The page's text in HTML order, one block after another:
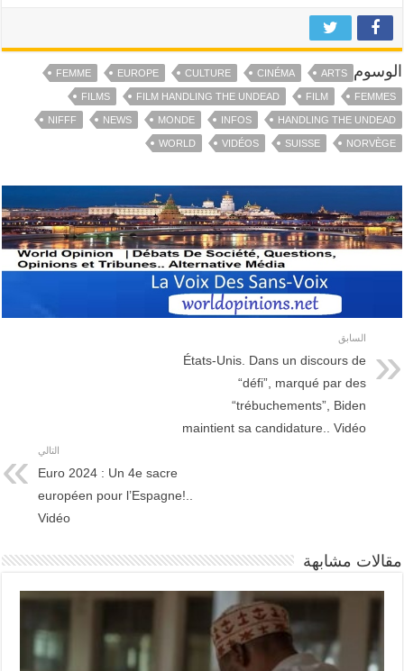
الوسوم ARTS
CINÉMA
CULTURE
EUROPE
FEMME
FEMMES
FILM
FILM HANDLING THE UNDEAD
FILMS
HANDLING THE UNDEAD
INFOS
MONDE
NEWS
NIFFF
NORVÈGE
SUISSE
VIDÉOS
WORLD
السابق
États-Unis. Dans un discours de
“défi”, marqué par des
“trébuchements”, Biden
maintient sa candidature.. Vidéo
التالي
Euro 2024 : Un 4e sacre
européen pour l’Espagne!..
Vidéo
مقالات مشابهة